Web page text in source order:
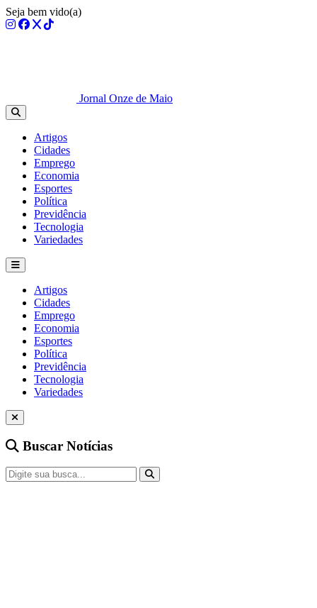
Seja bem vido(a)
Jornal Onze de Maio
Artigos
Cidades
Emprego
Economia
Esportes
Política
Previdência
Tecnologia
Variedades
Artigos
Cidades
Emprego
Economia
Esportes
Política
Previdência
Tecnologia
Variedades
Buscar Notícias